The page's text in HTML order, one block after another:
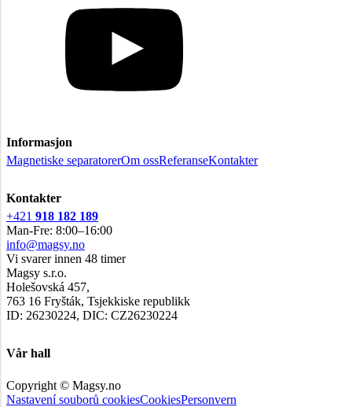
Informasjon
Magnetiske separatorerOm ossReferanseKontakter
Kontakter
+421 918 182 189
Man-Fre: 8:00–16:00
info@magsy.no
Vi svarer innen 48 timer
Magsy s.r.o.
Holešovská 457,
763 16 Fryšták, Tsjekkiske republikk
ID: 26230224, DIC: CZ26230224
Vår hall
Copyright © Magsy.no
Nastavení souborů cookiesCookiesPersonvern